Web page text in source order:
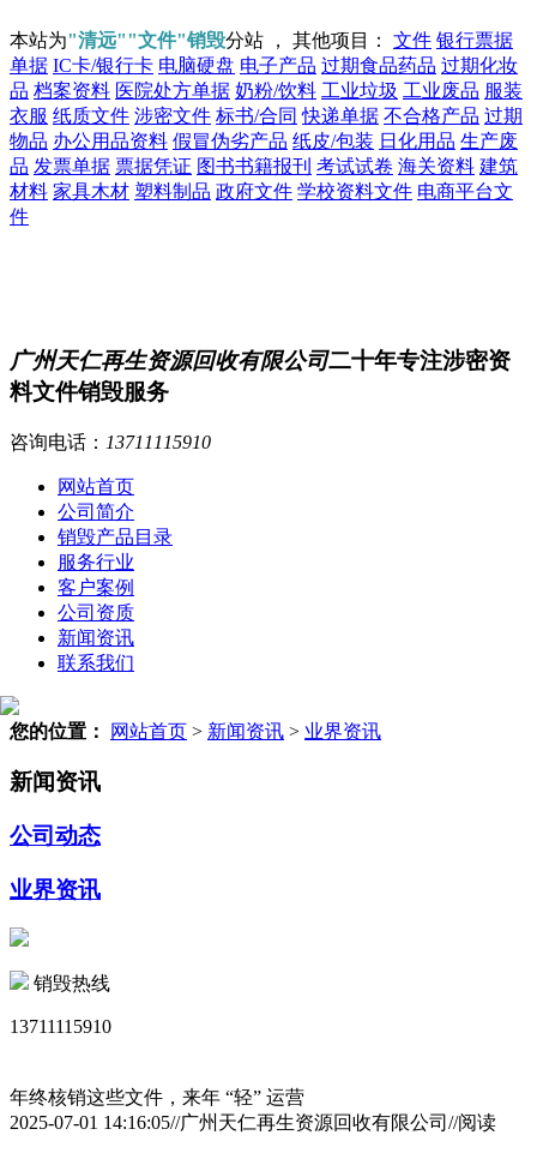
本站为"清远""文件"销毁分站 ， 其他项目： 文件 银行票据
单据 IC卡/银行卡 电脑硬盘 电子产品 过期食品药品 过期化妆
品 档案资料 医院处方单据 奶粉/饮料 工业垃圾 工业废品 服装
衣服 纸质文件 涉密文件 标书/合同 快递单据 不合格产品 过期
物品 办公用品资料 假冒伪劣产品 纸皮/包装 日化用品 生产废
品 发票单据 票据凭证 图书书籍报刊 考试试卷 海关资料 建筑
材料 家具木材 塑料制品 政府文件 学校资料文件 电商平台文
件
广州天仁再生资源回收有限公司二十年专注涉密资
料文件销毁服务
咨询电话： 13711115910
网站首页
公司简介
销毁产品目录
服务行业
客户案例
公司资质
新闻资讯
联系我们
您的位置： 网站首页 > 新闻资讯 > 业界资讯
新闻资讯
公司动态
业界资讯
销毁热线
13711115910
年终核销这些文件，来年 “轻” 运营
2025-07-01 14:16:05//广州天仁再生资源回收有限公司//阅读